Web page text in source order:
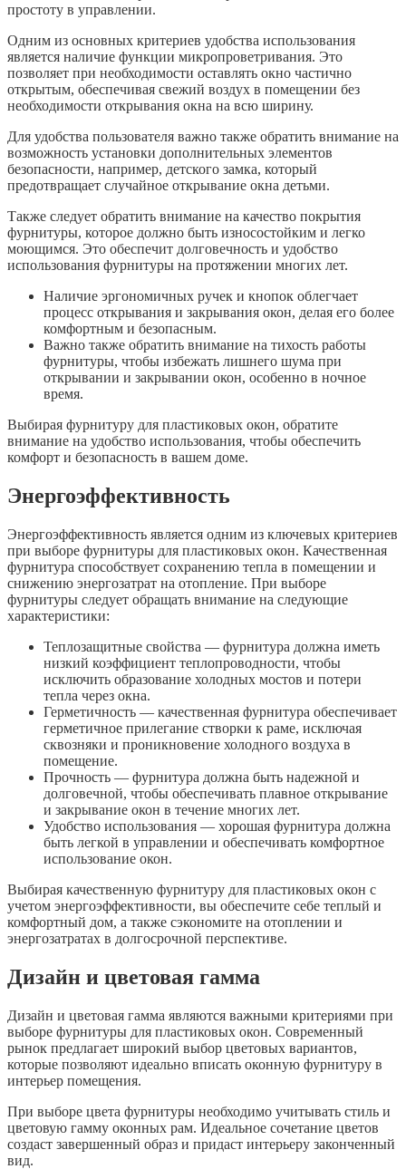
простоту в управлении.
Одним из основных критериев удобства использования
является наличие функции микропроветривания. Это
позволяет при необходимости оставлять окно частично
открытым, обеспечивая свежий воздух в помещении без
необходимости открывания окна на всю ширину.
Для удобства пользователя важно также обратить внимание на
возможность установки дополнительных элементов
безопасности, например, детского замка, который
предотвращает случайное открывание окна детьми.
Также следует обратить внимание на качество покрытия
фурнитуры, которое должно быть износостойким и легко
моющимся. Это обеспечит долговечность и удобство
использования фурнитуры на протяжении многих лет.
Наличие эргономичных ручек и кнопок облегчает
процесс открывания и закрывания окон, делая его более
комфортным и безопасным.
Важно также обратить внимание на тихость работы
фурнитуры, чтобы избежать лишнего шума при
открывании и закрывании окон, особенно в ночное
время.
Выбирая фурнитуру для пластиковых окон, обратите
внимание на удобство использования, чтобы обеспечить
комфорт и безопасность в вашем доме.
Энергоэффективность
Энергоэффективность является одним из ключевых критериев
при выборе фурнитуры для пластиковых окон. Качественная
фурнитура способствует сохранению тепла в помещении и
снижению энергозатрат на отопление. При выборе
фурнитуры следует обращать внимание на следующие
характеристики:
Теплозащитные свойства — фурнитура должна иметь
низкий коэффициент теплопроводности, чтобы
исключить образование холодных мостов и потери
тепла через окна.
Герметичность — качественная фурнитура обеспечивает
герметичное прилегание створки к раме, исключая
сквозняки и проникновение холодного воздуха в
помещение.
Прочность — фурнитура должна быть надежной и
долговечной, чтобы обеспечивать плавное открывание
и закрывание окон в течение многих лет.
Удобство использования — хорошая фурнитура должна
быть легкой в управлении и обеспечивать комфортное
использование окон.
Выбирая качественную фурнитуру для пластиковых окон с
учетом энергоэффективности, вы обеспечите себе теплый и
комфортный дом, а также сэкономите на отоплении и
энергозатратах в долгосрочной перспективе.
Дизайн и цветовая гамма
Дизайн и цветовая гамма являются важными критериями при
выборе фурнитуры для пластиковых окон. Современный
рынок предлагает широкий выбор цветовых вариантов,
которые позволяют идеально вписать оконную фурнитуру в
интерьер помещения.
При выборе цвета фурнитуры необходимо учитывать стиль и
цветовую гамму оконных рам. Идеальное сочетание цветов
создаст завершенный образ и придаст интерьеру законченный
вид.